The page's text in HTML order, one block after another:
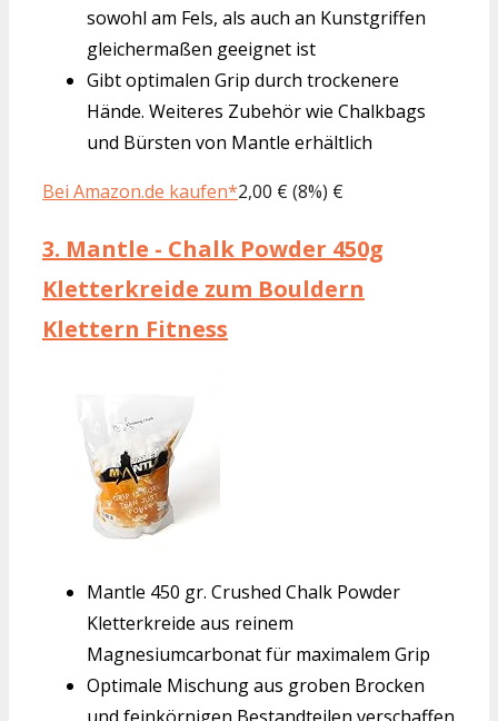
sowohl am Fels, als auch an Kunstgriffen
gleichermaßen geeignet ist
Gibt optimalen Grip durch trockenere
Hände. Weiteres Zubehör wie Chalkbags
und Bürsten von Mantle erhältlich
Bei Amazon.de kaufen*2,00 € (8%) €
3. Mantle - Chalk Powder 450g
Kletterkreide zum Bouldern
Klettern Fitness
Mantle 450 gr. Crushed Chalk Powder
Kletterkreide aus reinem
Magnesiumcarbonat für maximalem Grip
Optimale Mischung aus groben Brocken